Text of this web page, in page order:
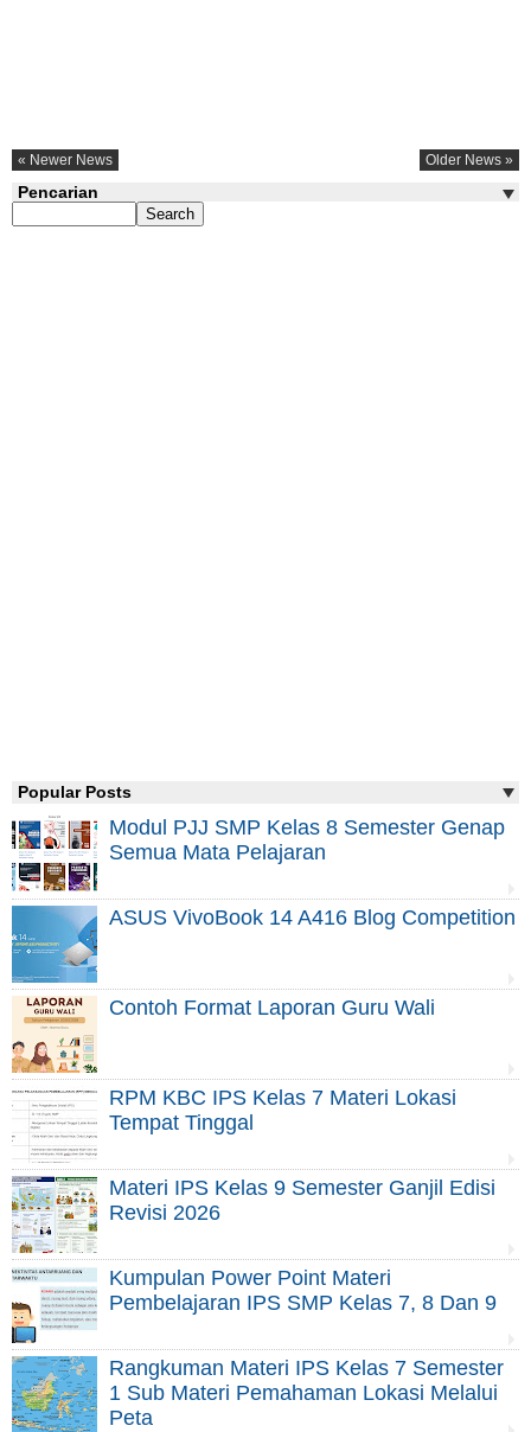
« Newer News Older News »
Pencarian
Popular Posts
Modul PJJ SMP Kelas 8 Semester Genap
Semua Mata Pelajaran
ASUS VivoBook 14 A416 Blog Competition
Contoh Format Laporan Guru Wali
RPM KBC IPS Kelas 7 Materi Lokasi
Tempat Tinggal
Materi IPS Kelas 9 Semester Ganjil Edisi
Revisi 2026
Kumpulan Power Point Materi
Pembelajaran IPS SMP Kelas 7, 8 Dan 9
Rangkuman Materi IPS Kelas 7 Semester
1 Sub Materi Pemahaman Lokasi Melalui
Peta